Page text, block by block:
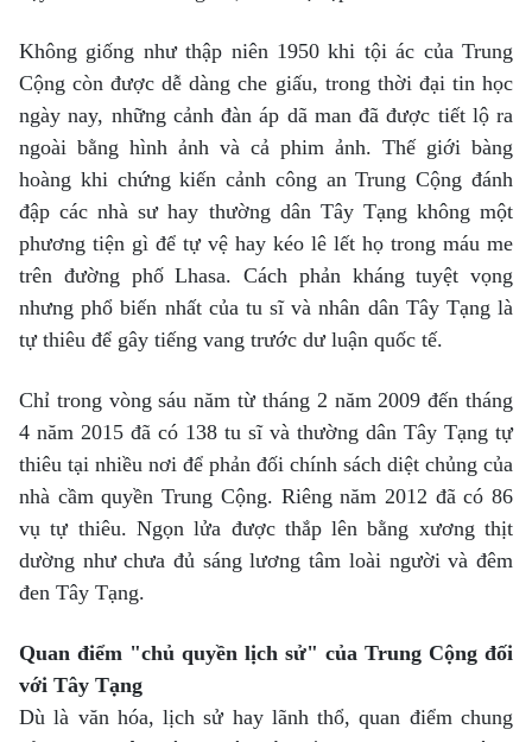
Không giống như thập niên 1950 khi tội ác của Trung
Cộng còn được dễ dàng che giấu, trong thời đại tin học
ngày nay, những cảnh đàn áp dã man đã được tiết lộ ra
ngoài bằng hình ảnh và cả phim ảnh. Thế giới bàng
hoàng khi chứng kiến cảnh công an Trung Cộng đánh
đập các nhà sư hay thường dân Tây Tạng không một
phương tiện gì để tự vệ hay kéo lê lết họ trong máu me
trên đường phố Lhasa. Cách phản kháng tuyệt vọng
nhưng phổ biến nhất của tu sĩ và nhân dân Tây Tạng là
tự thiêu để gây tiếng vang trước dư luận quốc tế.
Chỉ trong vòng sáu năm từ tháng 2 năm 2009 đến tháng
4 năm 2015 đã có 138 tu sĩ và thường dân Tây Tạng tự
thiêu tại nhiều nơi để phản đối chính sách diệt chủng của
nhà cầm quyền Trung Cộng. Riêng năm 2012 đã có 86
vụ tự thiêu. Ngọn lửa được thắp lên bằng xương thịt
dường như chưa đủ sáng lương tâm loài người và đêm
đen Tây Tạng.
Quan điểm "chủ quyền lịch sử" của Trung Cộng đối
với Tây Tạng
Dù là văn hóa, lịch sử hay lãnh thổ, quan điểm chung